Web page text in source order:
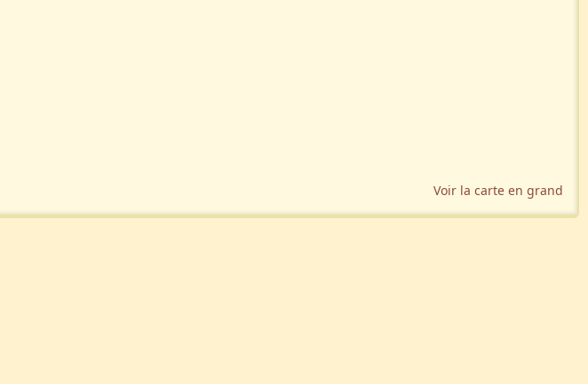
Voir la carte en grand